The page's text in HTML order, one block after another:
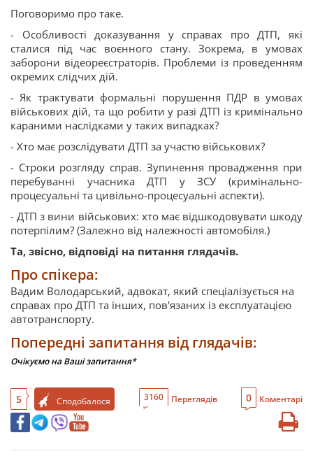
Поговоримо про таке.
- Особливості доказування у справах про ДТП, які
сталися під час воєнного стану. Зокрема, в умовах
заборони відеореєстраторів. Проблеми із проведенням
окремих слідчих дій.
- Як трактувати формальні порушення ПДР в умовах
військових дій, та що робити у разі ДТП із кримінально
караними наслідками у таких випадках?
- Хто має розслідувати ДТП за участю військових?
- Строки розгляду справ. Зупинення провадження при
перебуванні учасника ДТП у ЗСУ (кримінально-
процесуальні та цивільно-процесуальні аспекти).
- ДТП з вини військових: хто має відшкодовувати шкоду
потерпілим? (Залежно від належності автомобіля.)
Та, звісно, відповіді на питання глядачів.
Про спікера:
Вадим Володарський, адвокат, який спеціалізується на
справах про ДТП та інших, пов'язаних із експлуатацією
автотранспорту.
Попередні запитання від глядачів:
Очікуємо на Ваші запитання*
5 Сподобалося 3160 Переглядів 0 Коментарі